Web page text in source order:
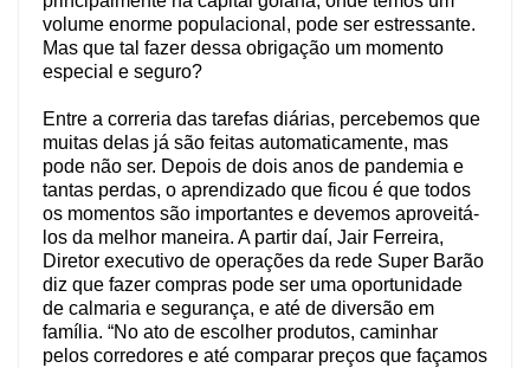
volume enorme populacional, pode ser estressante.
Mas que tal fazer dessa obrigação um momento
especial e seguro?
Entre a correria das tarefas diárias, percebemos que
muitas delas já são feitas automaticamente, mas
pode não ser. Depois de dois anos de pandemia e
tantas perdas, o aprendizado que ficou é que todos
os momentos são importantes e devemos aproveitá-
los da melhor maneira. A partir daí, Jair Ferreira,
Diretor executivo de operações da rede Super Barão
diz que fazer compras pode ser uma oportunidade
de calmaria e segurança, e até de diversão em
família. “No ato de escolher produtos, caminhar
pelos corredores e até comparar preços que façamos